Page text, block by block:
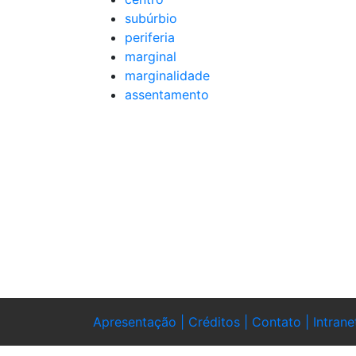
subúrbio
periferia
marginal
marginalidade
assentamento
Apresentação | Créditos | Contato |